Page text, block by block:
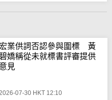
宏業供詞否認參與圍標 黃
嬌稱從未就標書評審提供
意見
07-30 HKT 12:10